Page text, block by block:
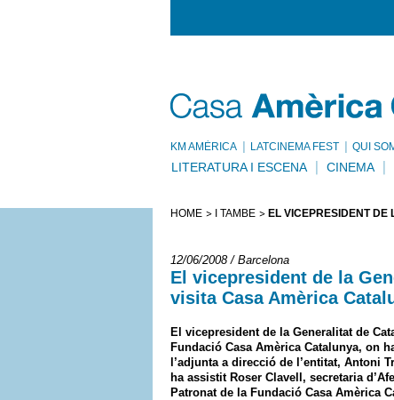
KM AMÈRICA LATCINEMA FEST QUI
LITERATURA I ESCENA CINEMA
HOME I TAMBÉ EL VICEPRESIDENT
12/06/2008 / Barcelona
El vicepresident de la
visita Casa Amèrica
El vicepresident de la Generalitat de
Fundació Casa Amèrica Catalunya, on
l’adjunta a direcció de l’entitat, Antoni
ha assistit Roser Clavell, secretaria
Patronat de la Fundació Casa Amèrica